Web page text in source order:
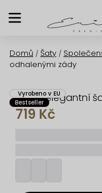
na
Domů / Šaty /
odhalenými zády
Černé elegantní
Vyrobeno v EU
Bestseller
719 Kč